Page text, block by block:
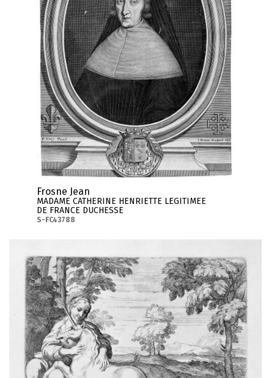
Frosne Jean
MADAME CATHERINE HENRIETTE LEGITIMEE
DE FRANCE DUCHESSE
S-FC43788